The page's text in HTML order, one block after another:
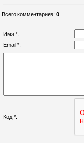
Всего комментариев: 0
Имя *:
Email *:
Код *: